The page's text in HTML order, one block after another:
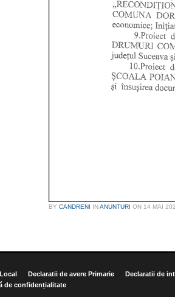
BY CANDRENI INANUNTURI ON 14 MAI
Declaratii de avere Primarie
Declaratii de
de confidențialitate